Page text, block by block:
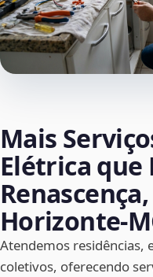
Mais
Elétrica que
Atendemos residências,
coletivos, oferecendo